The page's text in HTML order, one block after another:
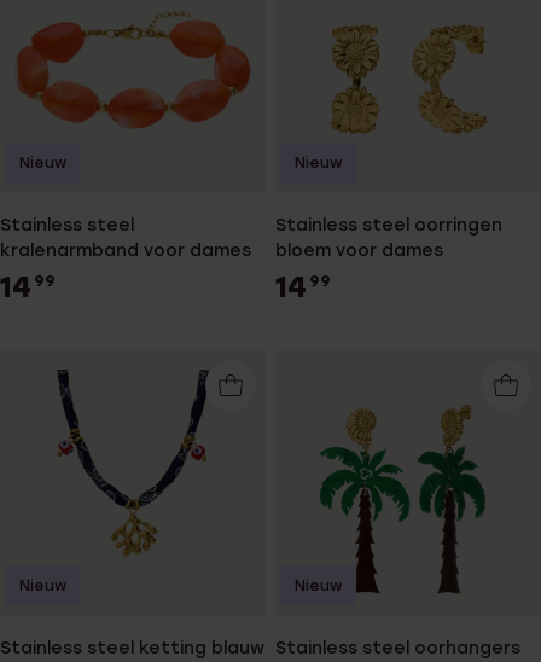
Stainless steel
kralenarmband voor dames
14 99
Nieuw
Stainless steel oorringen
bloem voor dames
14 99
Nieuw
Stainless steel ketting blauw
Nieuw
Stainless steel oorhangers
Nieuw